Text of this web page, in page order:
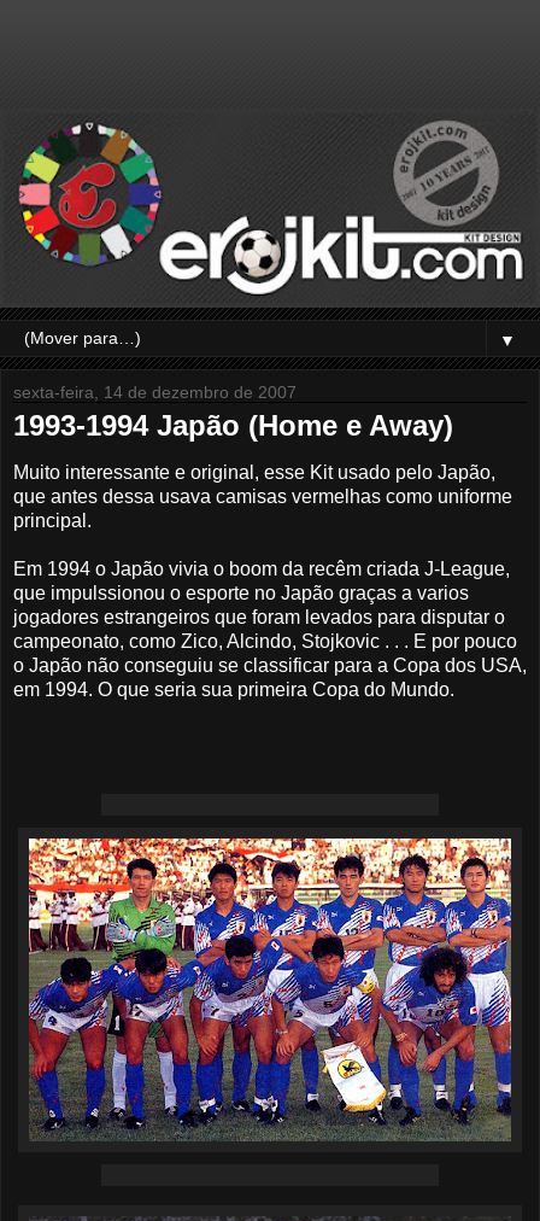
▼
sexta-feira, 14 de dezembro de 2007
1993-1994 Japão (Home e Away)
Muito interessante e original, esse Kit usado pelo Japão,
que antes dessa usava camisas vermelhas como uniforme
principal.
Em 1994 o Japão vivia o boom da recêm criada J-League,
que impulssionou o esporte no Japão graças a varios
jogadores estrangeiros que foram levados para disputar o
campeonato, como Zico, Alcindo, Stojkovic . . . E por pouco
o Japão não conseguiu se classificar para a Copa dos USA,
em 1994. O que seria sua primeira Copa do Mundo.